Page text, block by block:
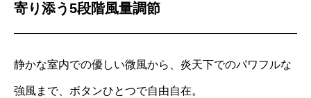
寄り添う5段階風量調節
静かな室内での優しい微風から、炎天下でのパワフルな
強風まで、ボタンひとつで自由自在。